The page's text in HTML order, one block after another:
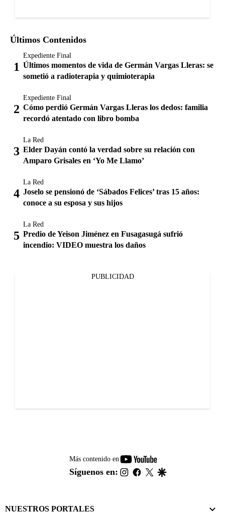
Últimos Contenidos
Expediente Final
Últimos momentos de vida de Germán Vargas Lleras: se
sometió a radioterapia y quimioterapia
Expediente Final
Cómo perdió Germán Vargas Lleras los dedos: familia
recordó atentado con libro bomba
La Red
Elder Dayán contó la verdad sobre su relación con
Amparo Grisales en ‘Yo Me Llamo’
La Red
Joselo se pensionó de ‘Sábados Felices’ tras 15 años:
conoce a su esposa y sus hijos
La Red
Predio de Yeison Jiménez en Fusagasugá sufrió
incendio: VIDEO muestra los daños
PUBLICIDAD
Más contenido en
youtube-
footer
Síguenos en: instagram
facebook
twitter
NUESTROS PORTALES